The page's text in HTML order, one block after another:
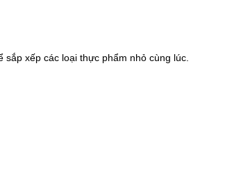
xếp các loại thực phẩm nhỏ cùng lúc.